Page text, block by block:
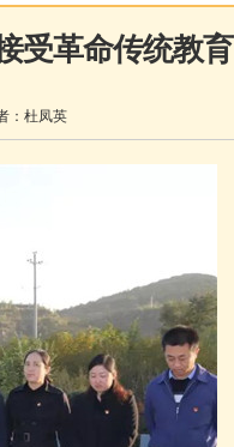
受革命传统教育
： 杜凤英